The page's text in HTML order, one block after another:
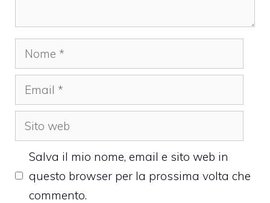
Nome
Email
Sito
web
Salva il mio nome, email e sito web in
questo browser per la prossima volta che
commento.